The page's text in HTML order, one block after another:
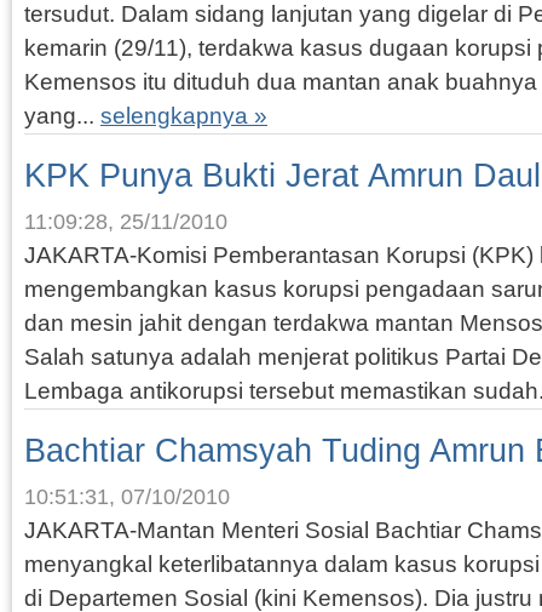
tersudut. Dalam sidang lanjutan yang digelar di
kemarin (29/11), terdakwa kasus dugaan
Kemensos itu dituduh dua mantan anak
yang... selengkapnya »
KPK Punya Bukti Jerat Amrun
11:09:28, 25/11/2010
JAKARTA-Komisi Pemberantasan Korupsi (KPK)
mengembangkan kasus korupsi pengadaan
dan mesin jahit dengan terdakwa mantan
Salah satunya adalah menjerat politikus Partai
Lembaga antikorupsi tersebut memastikan
Bachtiar Chamsyah Tuding Amrun
10:51:31, 07/10/2010
JAKARTA-Mantan Menteri Sosial Bachtiar
menyangkal keterlibatannya dalam kasus
di Departemen Sosial (kini Kemensos). Dia